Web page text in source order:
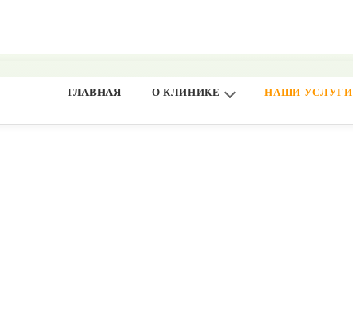
ГЛАВНАЯ О КЛИНИКЕ НАШИ УСЛУГИ